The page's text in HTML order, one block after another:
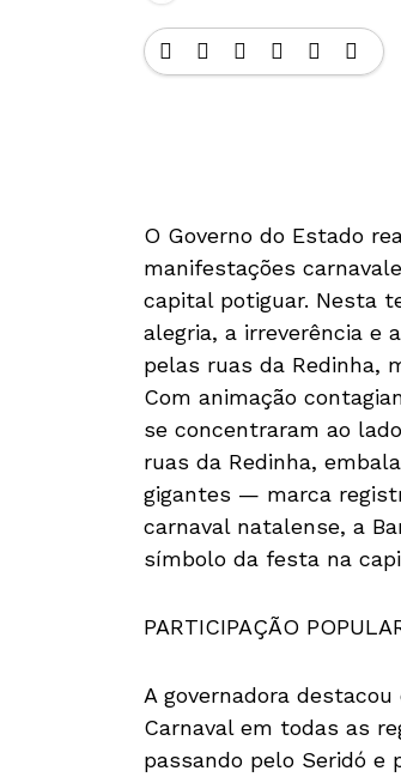
O Governo do Estado
manifestações
capital potiguar. Nesta
alegria, a irreverência e
pelas ruas da Redinha,
Com animação
se concentraram ao
ruas da Redinha,
gigantes — marca
carnaval natalense, a
símbolo da festa na
PARTICIPAÇÃO
A governadora
Carnaval em todas as
passando pelo Seridó e